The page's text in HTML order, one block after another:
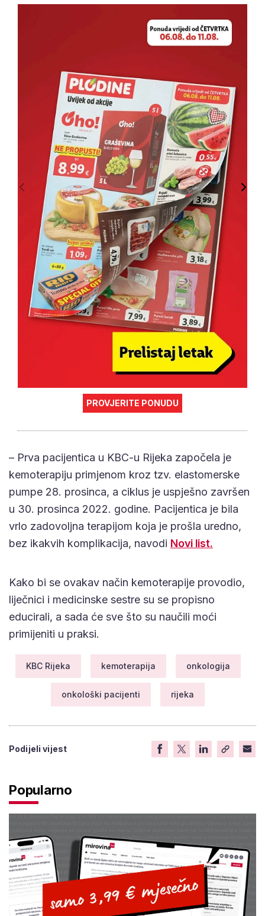
PROVJERITE PONUDU
– Prva pacijentica u KBC-u Rijeka započela je
kemoterapiju primjenom kroz tzv. elastomerske
pumpe 28. prosinca, a ciklus je uspješno završen
u 30. prosinca 2022. godine. Pacijentica je bila
vrlo zadovoljna terapijom koja je prošla uredno,
bez ikakvih komplikacija, navodi Novi list.
Kako bi se ovakav način kemoterapije provodio,
liječnici i medicinske sestre su se propisno
educirali, a sada će sve što su naučili moći
primijeniti u praksi.
KBC Rijeka kemoterapija onkologija
onkološki pacijenti rijeka
Podijeli vijest
Popularno